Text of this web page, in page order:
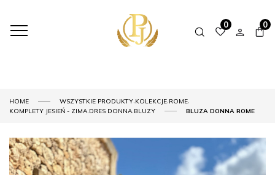
0 0
HOME WSZYSTKIE PRODUKTY,KOLEKCJE,ROME,
KOMPLETY JESIEŃ - ZIMA,DRES DONNA,BLUZY BLUZA DONNA ROME